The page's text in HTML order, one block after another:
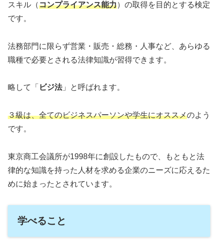
スキル（コンプライアンス能力）の取得を目的とする検定
です。
法務部門に限らず営業・販売・総務・人事など、あらゆる
職種で必要とされる法律知識が習得できます。
略して「 ビジ法」と呼ばれます。
３級は、全てのビジネスパーソンや学生にオススメのよう
です。
東京商工会議所が1998年に創設したもので、もともと法
律的な知識を持った人材を求める企業のニーズに応えるた
めに始まったとされています。
学べること